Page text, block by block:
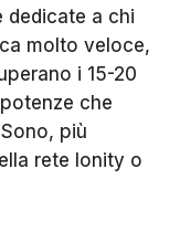
dedicate a chi
molto veloce,
i 15-20
che
più
rete Ionity o